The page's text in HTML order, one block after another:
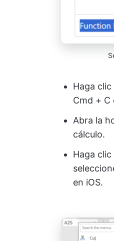
Haga
Cmd + C
Abra la
cálculo.
Haga
en iOS.